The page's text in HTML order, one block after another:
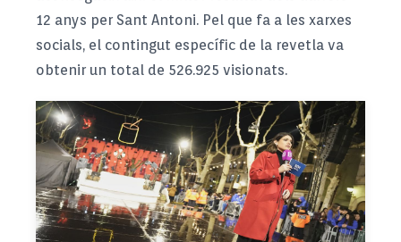
12 anys per Sant Antoni. Pel que fa a les xarxes
socials, el contingut específic de la revetla va
obtenir un total de 526.925 visionats.